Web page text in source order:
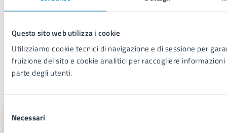
Questo sito web utilizza i cookie
Utilizziamo cookie tecnici di navigazione e di sessione per
fruizione del sito e cookie analitici per raccogliere
parte degli utenti.
delNecessari
termine
VERDE Francesco M 09/
Servizio Comunicazione